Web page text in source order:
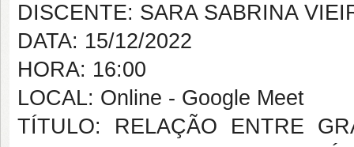
DISCENTE: SARA SABRINA
DATA: 15/12/2022
HORA: 16:00
LOCAL: Online - Google Meet
TÍTULO: RELAÇÃO ENTRE